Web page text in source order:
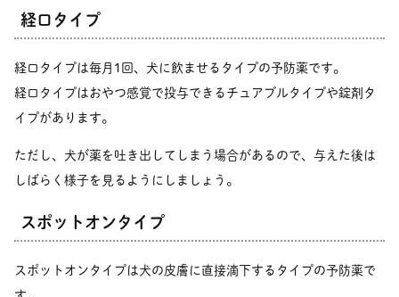
経口タイプ
経口タイプは毎月1回、犬に飲ませるタイプの予防薬です。
経口タイプはおやつ感覚で投与できるチュアブルタイプや錠剤タ
イプがあります。
ただし、犬が薬を吐き出してしまう場合があるので、与えた後は
しばらく様子を見るようにしましょう。
スポットオンタイプ
スポットオンタイプは犬の皮膚に直接滴下するタイプの予防薬で